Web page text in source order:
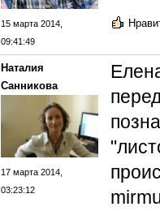
15 марта 2014,
09:41:49
Наталия
Санникова
17 марта 2014,
03:23:12